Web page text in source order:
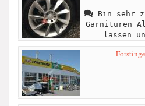
Bin sehr
Garnituren
lassen